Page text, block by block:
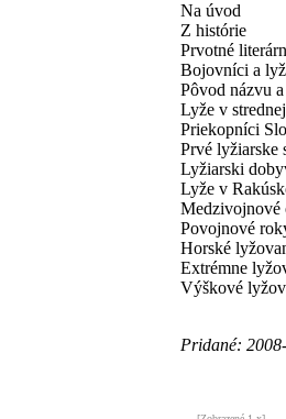
Na úvod
Z histórie
Prvotné
Bojovníci a
Pôvod názvu
Lyže v
Priekopníci
Prvé lyžiarske
Lyžiarski
Lyže v
Medzivojnové
Povojnové
Horské
Extrémne
Výškové
Pridané: